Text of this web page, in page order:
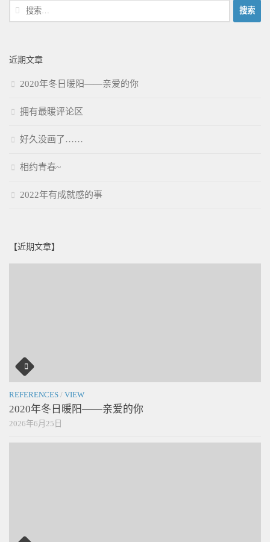
搜
索：
近期文章
2020年冬日暖阳——亲爱的你
拥有最暖评论区
好久没画了……
相约青春~
2022年有成就感的事
【近期文章】
REFERENCES / VIEW
2020年冬日暖阳——亲爱的你
2026年6月25日